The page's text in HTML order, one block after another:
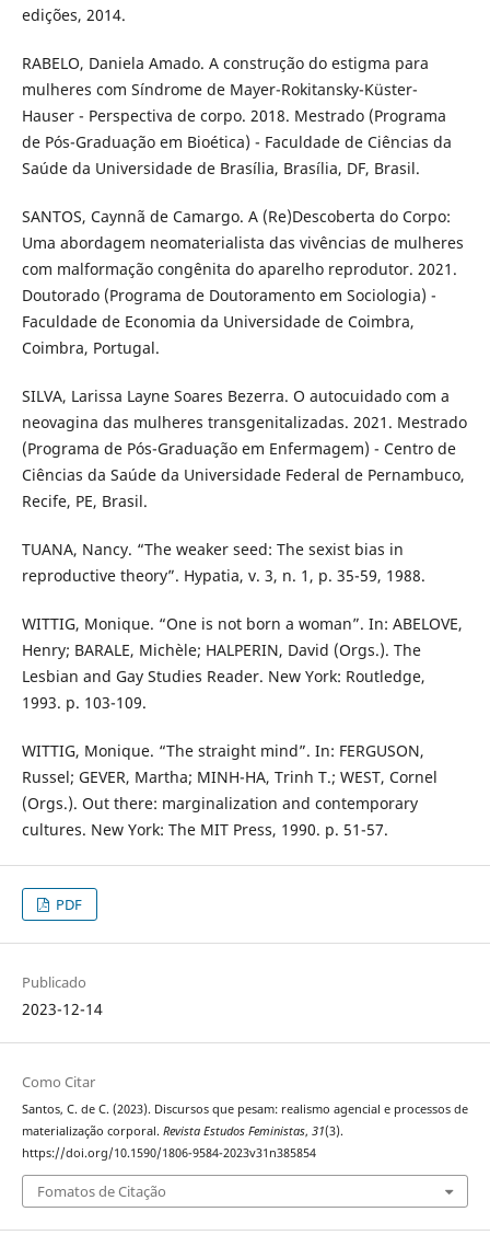
edições, 2014.
RABELO, Daniela Amado. A construção do estigma para
mulheres com Síndrome de Mayer-Rokitansky-Küster-
Hauser - Perspectiva de corpo. 2018. Mestrado (Programa
de Pós-Graduação em Bioética) - Faculdade de Ciências da
Saúde da Universidade de Brasília, Brasília, DF, Brasil.
SANTOS, Caynnã de Camargo. A (Re)Descoberta do Corpo:
Uma abordagem neomaterialista das vivências de mulheres
com malformação congênita do aparelho reprodutor. 2021.
Doutorado (Programa de Doutoramento em Sociologia) -
Faculdade de Economia da Universidade de Coimbra,
Coimbra, Portugal.
SILVA, Larissa Layne Soares Bezerra. O autocuidado com a
neovagina das mulheres transgenitalizadas. 2021. Mestrado
(Programa de Pós-Graduação em Enfermagem) - Centro de
Ciências da Saúde da Universidade Federal de Pernambuco,
Recife, PE, Brasil.
TUANA, Nancy. “The weaker seed: The sexist bias in
reproductive theory”. Hypatia, v. 3, n. 1, p. 35-59, 1988.
WITTIG, Monique. “One is not born a woman”. In: ABELOVE,
Henry; BARALE, Michèle; HALPERIN, David (Orgs.). The
Lesbian and Gay Studies Reader. New York: Routledge,
1993. p. 103-109.
WITTIG, Monique. “The straight mind”. In: FERGUSON,
Russel; GEVER, Martha; MINH-HA, Trinh T.; WEST, Cornel
(Orgs.). Out there: marginalization and contemporary
cultures. New York: The MIT Press, 1990. p. 51-57.
PDF
Publicado
2023-12-14
Como Citar
Santos, C. de C. (2023). Discursos que pesam: realismo agencial e processos de
materialização corporal. Revista Estudos Feministas, 31(3).
https://doi.org/10.1590/1806-9584-2023v31n385854
Fomatos de Citação